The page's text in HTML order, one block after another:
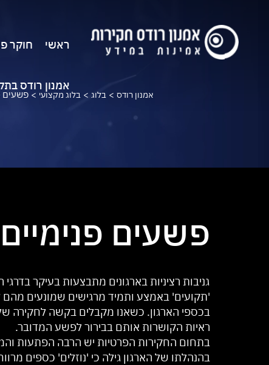
ראשי חוקר
אמנון רודס
אמנון רודס > בלוג > בלוג מקצועי > פשעים
פשעים פנימיים
גניבות רציניות בארגונים מתבצעות בעיקר
'תקועים' באמצע ותמיד מרגישים שמונעים מהם
בכספי הארגון. כשאנו מקבלים בקשה לחקירה
ראיות הקושרות אותם בבירור לפשע המדובר.
בתחום החקירות הפרטיות יש הרבה הפתעות
בהנהלתו של הארגון גילה כי 'נוזלים' כספים